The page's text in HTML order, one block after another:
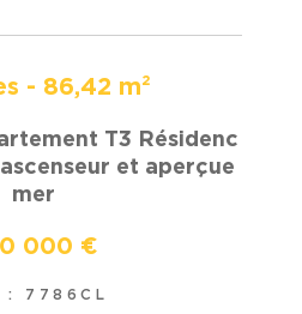
- 86,42 m²
T3 Résidenc
et aperçue
mer
000 €
: 7786CL